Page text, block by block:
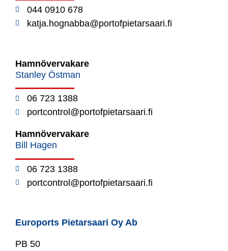
044 0910 678
katja.hognabba@portofpietarsaari.fi
Hamnövervakare
Stanley Östman
06 723 1388
portcontrol@portofpietarsaari.fi
Hamnövervakare
Bill Hagen
06 723 1388
portcontrol@portofpietarsaari.fi
Euroports Pietarsaari Oy Ab
PB 50